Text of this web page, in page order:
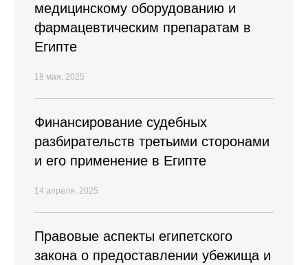
медицинскому оборудованию и
фармацевтическим препаратам в
Египте
18 мая, 2025
Финансирование судебных
разбирательств третьими сторонами
и его применение в Египте
14 апреля, 2025
Правовые аспекты египетского
закона о предоставлении убежища и